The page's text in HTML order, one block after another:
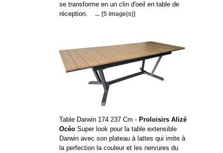
se transforme en un clin d'oeil en table de
réception.
... [5 image(s)]
Table Darwin 174 237 Cm - Proloisirs Alizé
OcéoSuper look pour la table extensible
Darwin avec son plateau à lattes qui imite à
la perfection la couleur et les nervures du